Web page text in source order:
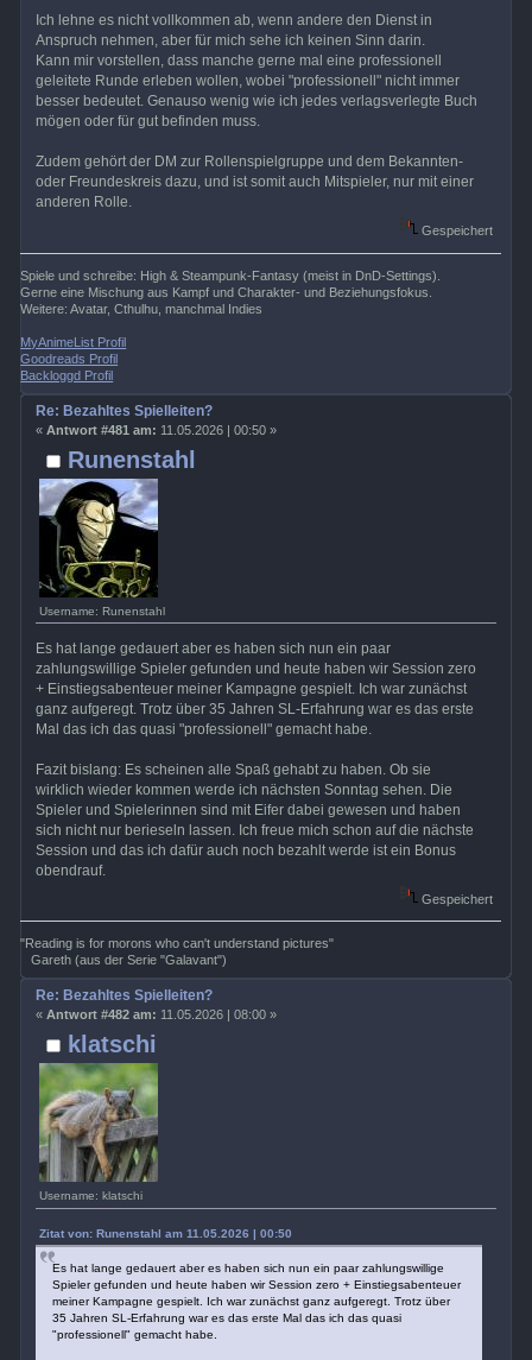
Ich lehne es nicht vollkommen ab, wenn andere den Dienst in
Anspruch nehmen, aber für mich sehe ich keinen Sinn darin.
Kann mir vorstellen, dass manche gerne mal eine professionell
geleitete Runde erleben wollen, wobei "professionell" nicht immer
besser bedeutet. Genauso wenig wie ich jedes verlagsverlegte Buch
mögen oder für gut befinden muss.
Zudem gehört der DM zur Rollenspielgruppe und dem Bekannten-
oder Freundeskreis dazu, und ist somit auch Mitspieler, nur mit einer
anderen Rolle.
Gespeichert
Spiele und schreibe: High & Steampunk-Fantasy (meist in DnD-Settings).
Gerne eine Mischung aus Kampf und Charakter- und Beziehungsfokus.
Weitere: Avatar, Cthulhu, manchmal Indies
MyAnimeList Profil
Goodreads Profil
Backloggd Profil
Runenstahl
Username: Runenstahl
Re: Bezahltes Spielleiten?
« Antwort #481 am: 11.05.2026 | 00:50 »
Es hat lange gedauert aber es haben sich nun ein paar
zahlungswillige Spieler gefunden und heute haben wir Session zero
+ Einstiegsabenteuer meiner Kampagne gespielt. Ich war zunächst
ganz aufgeregt. Trotz über 35 Jahren SL-Erfahrung war es das erste
Mal das ich das quasi "professionell" gemacht habe.
Fazit bislang: Es scheinen alle Spaß gehabt zu haben. Ob sie
wirklich wieder kommen werde ich nächsten Sonntag sehen. Die
Spieler und Spielerinnen sind mit Eifer dabei gewesen und haben
sich nicht nur berieseln lassen. Ich freue mich schon auf die nächste
Session und das ich dafür auch noch bezahlt werde ist ein Bonus
obendrauf.
Gespeichert
"Reading is for morons who can't understand pictures"
Gareth (aus der Serie "Galavant")
klatschi
Username: klatschi
Re: Bezahltes Spielleiten?
« Antwort #482 am: 11.05.2026 | 08:00 »
Zitat von: Runenstahl am 11.05.2026 | 00:50
Es hat lange gedauert aber es haben sich nun ein paar zahlungswillige
Spieler gefunden und heute haben wir Session zero + Einstiegsabenteuer
meiner Kampagne gespielt. Ich war zunächst ganz aufgeregt. Trotz über
35 Jahren SL-Erfahrung war es das erste Mal das ich das quasi
"professionell" gemacht habe.